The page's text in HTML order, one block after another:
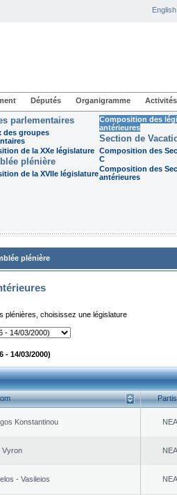
English
Députés Organigramme
parlementaires
des groupes
de la XXe législature
plénière
de la XVIIe législature
Composition des
antérieures
Section de
Composition des
C
Composition des
antérieures
plénière
plénières, choisissez une législature
- 14/03/2000)
Konstantinou
Vyron
- Vasileios